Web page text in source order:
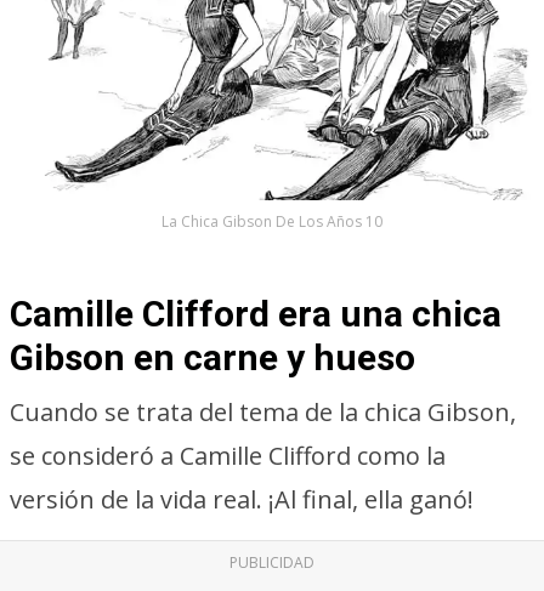
La Chica Gibson De Los Años 10
Camille Clifford era una chica
Gibson en carne y hueso
Cuando se trata del tema de la chica Gibson,
se consideró a Camille Clifford como la
versión de la vida real. ¡Al final, ella ganó!
PUBLICIDAD